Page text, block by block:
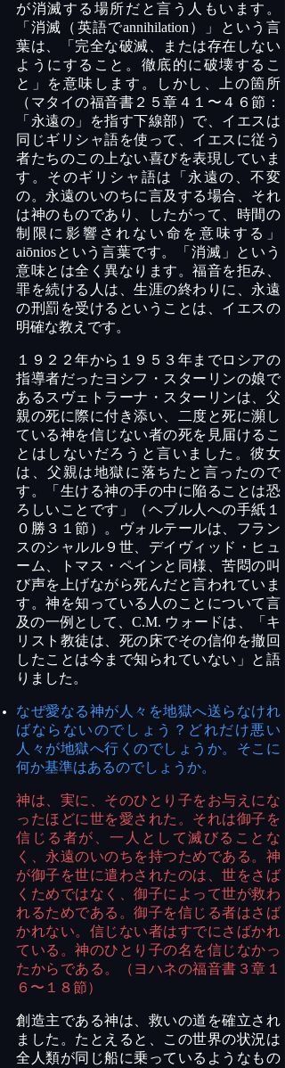
が消滅する場所だと言う人もいます。
「消滅（英語でannihilation ）」という言
葉は、「完全な破滅、または存在しない
ようにすること。徹底的に破壊するこ
と」を意味します。しかし、上の箇所
（マタイの福音書２５章４１〜４６節：
「永遠の」を指す下線部）で、イエスは
同じギリシャ語を使って、イエスに従う
者たちのこの上ない喜びを表現していま
す。そのギリシャ語は「永遠の、不変
の。永遠のいのちに言及する場合、それ
は神のものであり、したがって、時間の
制限に影響されない命を意味する」
aiōniosという言葉です。「消滅」という
意味とは全く異なります。福音を拒み、
罪を続ける人は、生涯の終わりに、永遠
の刑罰を受けるということは、イエスの
明確な教えです。
１９２２年から１９５３年までロシアの
指導者だったヨシフ・スターリンの娘で
あるスヴェトラーナ・スターリンは、父
親の死に際に付き添い、二度と死に瀕し
ている神を信じない者の死を見届けるこ
とはしないだろうと言いました。彼女
は、父親は地獄に落ちたと言ったので
す。「生ける神の手の中に陥ることは恐
ろしいことです」（ヘブル人への手紙１
０勝３１節）。ヴォルテールは、フラン
スのシャルル９世、デイヴィッド・ヒュ
ーム、トマス・ペインと同様、苦悶の叫
び声を上げながら死んだと言われていま
す。神を知っている人のことについて言
及の一例として、 C.M. ウォードは、「キ
リスト教徒は、死の床でその信仰を撤回
したことは今まで知られていない」と語
りました。
なぜ愛なる神が人々を地獄へ送らなけれ
ばならないのでしょう？どれだけ悪い
人々が地獄へ行くのでしょうか。そこに
何か基準はあるのでしょうか。
神は、実に、そのひとり子をお与えにな
ったほどに世を愛された。それは御子を
信じる者が、一人として滅びることな
く、永遠のいのちを持つためである。神
が御子を世に遣わされたのは、世をさば
くためではなく、御子によって世が救わ
れるためである。御子を信じる者はさば
かれない。信じない者はすでにさばかれ
ている。神のひとり子の名を信じなかっ
たからである。（ヨハネの福音書３章１
６〜１８節）
創造主である神は、救いの道を確立され
ました。たとえると、この世界の状況は
全人類が同じ船に乗っているようなもの